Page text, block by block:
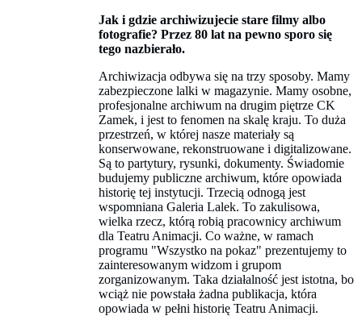
Jak i gdzie archiwizujecie stare filmy albo
fotografie? Przez 80 lat na pewno sporo się
tego nazbierało.
Archiwizacja odbywa się na trzy sposoby. Mamy
zabezpieczone lalki w magazynie. Mamy osobne,
profesjonalne archiwum na drugim piętrze CK
Zamek, i jest to fenomen na skalę kraju. To duża
przestrzeń, w której nasze materiały są
konserwowane, rekonstruowane i digitalizowane.
Są to partytury, rysunki, dokumenty. Świadomie
budujemy publiczne archiwum, które opowiada
historię tej instytucji. Trzecią odnogą jest
wspomniana Galeria Lalek. To zakulisowa,
wielka rzecz, którą robią pracownicy archiwum
dla Teatru Animacji. Co ważne, w ramach
programu "Wszystko na pokaz" prezentujemy to
zainteresowanym widzom i grupom
zorganizowanym. Taka działalność jest istotna, bo
wciąż nie powstała żadna publikacja, która
opowiada w pełni historię Teatru Animacji.